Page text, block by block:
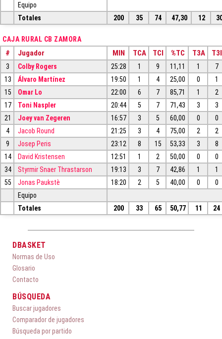
Equipo
Totales
200 35 74 47,30 12
CAJA RURAL CB ZAMORA
# Jugador MIN TCA TCI %TC T3A T3I
3 Colby Rogers 25:28 1 9 11,11 1
7
13
Álvaro Martínez 19:50 1 4 25,00 0
1
15
Omar Lo 22:00 6 7 85,71 1
2
17
Toni Naspler 20:44 5 7 71,43 3
3
21
Joey van Zegeren 16:57 3 5 60,00 0
0
4
Jacob Round 21:25 3 4 75,00 2
2
9
Josep Peris 23:12 8 15 53,33 3
8
14
David Kristensen 12:51 1 2 50,00 0
0
34
Styrmir Snaer Thrastarson 19:13 3 7 42,86 1
1
55
Jonas Paukstè 18:20 2 5 40,00 0
0
Equipo
Totales
200 33 65 50,77 11 24
DBASKET
Normas de Uso
Glosario
Contacto
BÚSQUEDA
Buscar jugadores
Comparador de jugadores
Búsqueda por partido